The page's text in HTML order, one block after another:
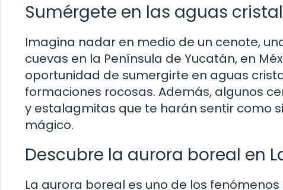
Sumérgete en las aguas
Imagina nadar en medio de un cenote,
cuevas en la Península de Yucatán, en
oportunidad de sumergirte en aguas
formaciones rocosas. Además, algunos
y estalagmitas que te harán sentir como
mágico.
Descubre la aurora boreal en
La aurora boreal es uno de los